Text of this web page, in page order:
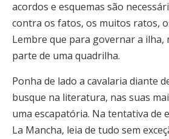
acordos e esquemas são
contra os fatos, os muitos ratos,
Lembre que para governar a ilha,
parte de uma quadrilha.
Ponha de lado a cavalaria diante
busque na literatura, nas suas
uma escapatória. Na tentativa de
La Mancha, leia de tudo sem